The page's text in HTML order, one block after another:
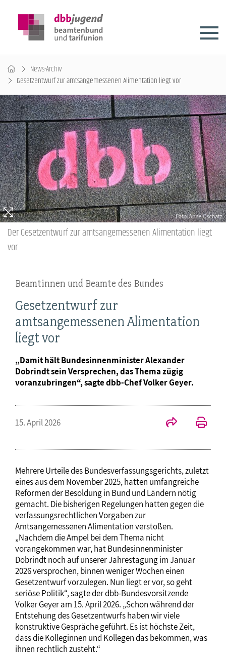
News-Archiv
Gesetzentwurf zur amtsangemessenen Alimentation liegt vor
Der Gesetzentwurf zur amtsangemessenen Alimentation liegt
vor.
Beamtinnen und Beamte des Bundes
Gesetzentwurf zur
amtsangemessenen Alimentation
liegt vor
„Damit hält Bundesinnenminister Alexander
Dobrindt sein Versprechen, das Thema zügig
voranzubringen“, sagte dbb-Chef Volker Geyer.
15. April 2026
Mehrere Urteile des Bundesverfassungsgerichts, zuletzt
eines aus dem November 2025, hatten umfangreiche
Reformen der Besoldung in Bund und Ländern nötig
gemacht. Die bisherigen Regelungen hatten gegen die
verfassungsrechtlichen Vorgaben zur
Amtsangemessenen Alimentation verstoßen.
„Nachdem die Ampel bei dem Thema nicht
vorangekommen war, hat Bundesinnenminister
Dobrindt noch auf unserer Jahrestagung im Januar
2026 versprochen, binnen weniger Wochen einen
Gesetzentwurf vorzulegen. Nun liegt er vor, so geht
seriöse Politik“, sagte der dbb-Bundesvorsitzende
Volker Geyer am 15. April 2026. „Schon während der
Entstehung des Gesetzentwurfs haben wir viele
konstruktive Gespräche geführt. Es ist höchste Zeit,
dass die Kolleginnen und Kollegen das bekommen, was
ihnen rechtlich zusteht.“